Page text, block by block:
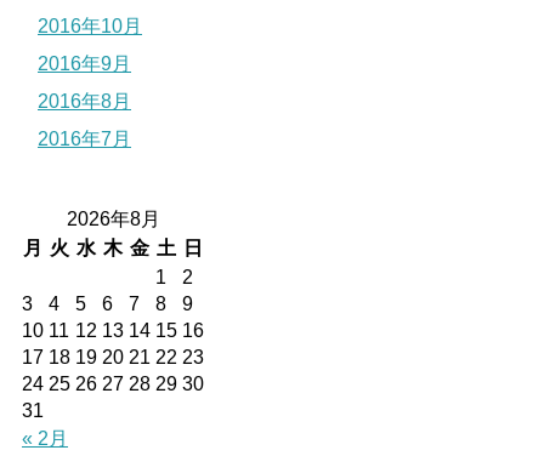
2016年10月
2016年9月
2016年8月
2016年7月
2026年8月
月
火 水 木 金 土 日
« 2月
1
2
3
4 5 6 7 8
9
10 11 12 13 14 15 16
17 18 19 20 21 22 23
24 25 26 27 28 29 30
31